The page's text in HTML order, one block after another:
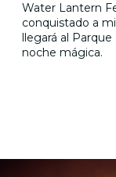
Water Lantern
conquistado a
llegará al
noche mágica.